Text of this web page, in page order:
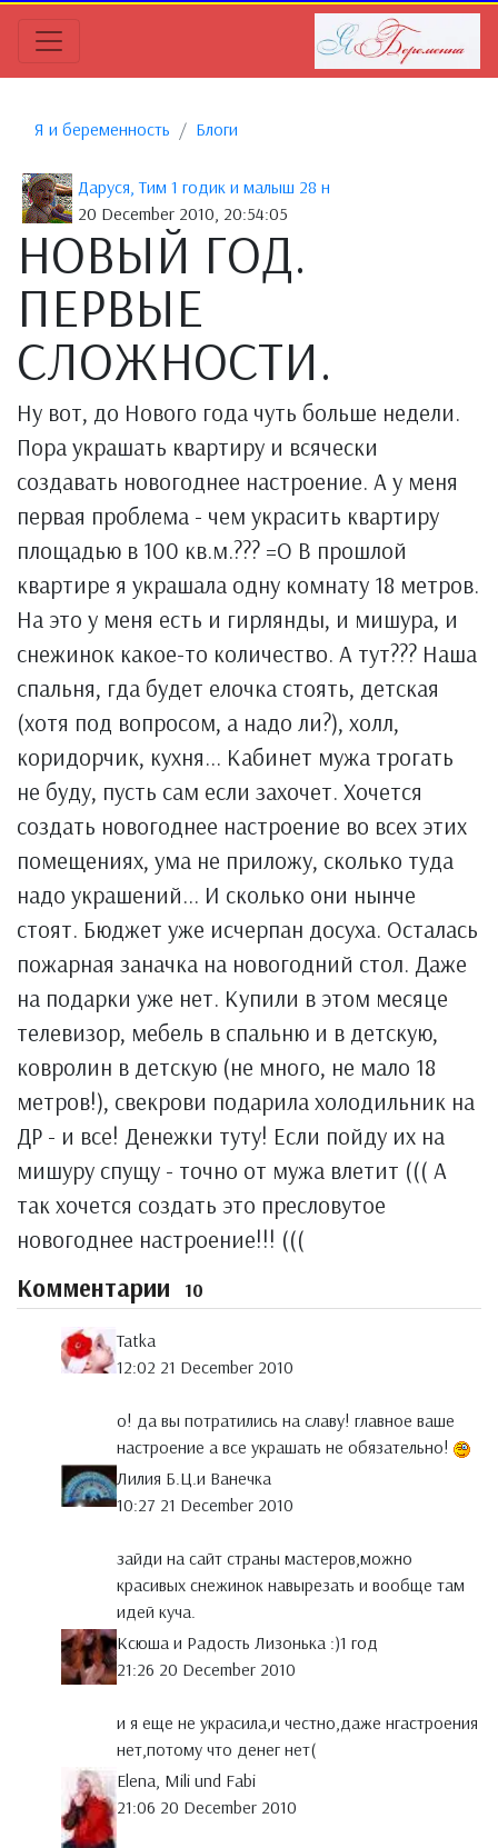
Я и беременность Блоги
Даруся, Тим 1 годик и малыш 28 н
20 December 2010, 20:54:05
НОВЫЙ ГОД.
ПЕРВЫЕ
СЛОЖНОСТИ.
Ну вот, до Нового года чуть больше недели.
Пора украшать квартиру и всячески
создавать новогоднее настроение. А у меня
первая проблема - чем украсить квартиру
площадью в 100 кв.м.??? =О В прошлой
квартире я украшала одну комнату 18 метров.
На это у меня есть и гирлянды, и мишура, и
снежинок какое-то количество. А тут??? Наша
спальня, гда будет елочка стоять, детская
(хотя под вопросом, а надо ли?), холл,
коридорчик, кухня... Кабинет мужа трогать
не буду, пусть сам если захочет. Хочется
создать новогоднее настроение во всех этих
помещениях, ума не приложу, сколько туда
надо украшений... И сколько они нынче
стоят. Бюджет уже исчерпан досуха. Осталась
пожарная заначка на новогодний стол. Даже
на подарки уже нет. Купили в этом месяце
телевизор, мебель в спальню и в детскую,
ковролин в детскую (не много, не мало 18
метров!), свекрови подарила холодильник на
ДР - и все! Денежки туту! Если пойду их на
мишуру спущу - точно от мужа влетит ((( А
так хочется создать это пресловутое
новогоднее настроение!!! (((
Комментарии 10
Tatka
12:02 21 December 2010
о! да вы потратились на славу! главное ваше
настроение а все украшать не обязательно!
Лилия Б.Ц.и Ванечка
10:27 21 December 2010
зайди на сайт страны мастеров,можно
красивых снежинок навырезать и вообще там
идей куча.
Ксюша и Радость Лизонька :)1 год
21:26 20 December 2010
и я еще не украсила,и честно,даже нгастроения
нет,потому что денег нет(
Elena, Mili und Fabi
21:06 20 December 2010